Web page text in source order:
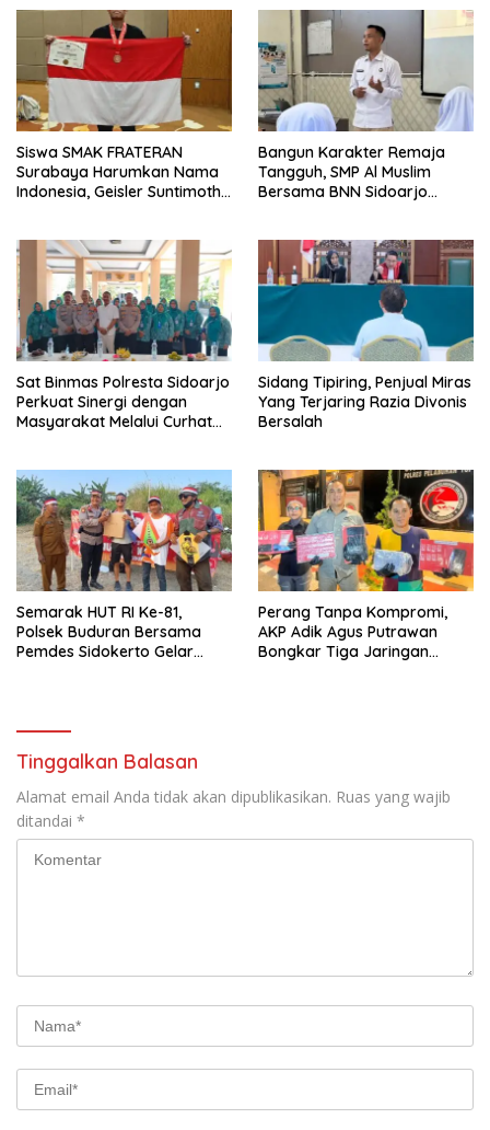
Siswa SMAK FRATERAN
Surabaya Harumkan Nama
Indonesia, Geisler Suntimothy
Bangun Karakter Remaja
Tangguh, SMP Al Muslim
Bersama BNN Sidoarjo
Sat Binmas Polresta Sidoarjo
Perkuat Sinergi dengan
Masyarakat Melalui Curhat
Sidang Tipiring, Penjual Miras
Yang Terjaring Razia Divonis
Bersalah
Semarak HUT RI Ke-81,
Polsek Buduran Bersama
Pemdes Sidokerto Gelar
Perang Tanpa Kompromi,
AKP Adik Agus Putrawan
Bongkar Tiga Jaringan
Tinggalkan Balasan
Alamat email Anda tidak akan dipublikasikan. Ruas yang wajib
ditandai *